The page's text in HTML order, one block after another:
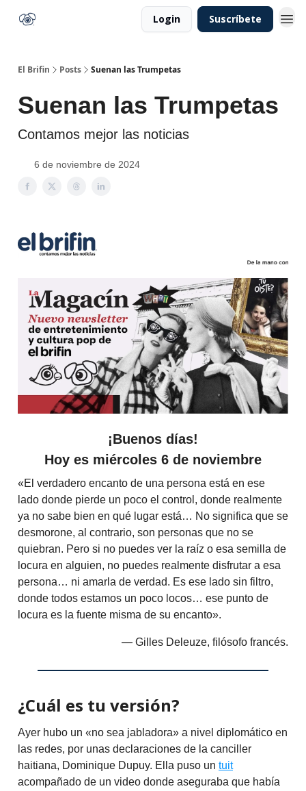
Login Suscríbete
El Brifin Posts Suenan las Trumpetas
Suenan las Trumpetas
Contamos mejor las noticias
6 de noviembre de 2024
¡Buenos días!
Hoy es miércoles 6 de noviembre
«El verdadero encanto de una persona está en ese
lado donde pierde un poco el control, donde realmente
ya no sabe bien en qué lugar está… No significa que se
desmorone, al contrario, son personas que no se
quiebran. Pero si no puedes ver la raíz o esa semilla de
locura en alguien, no puedes realmente disfrutar a esa
persona… ni amarla de verdad. Es ese lado sin filtro,
donde todos estamos un poco locos… ese punto de
locura es la fuente misma de su encanto».
— Gilles Deleuze, filósofo francés.
¿Cuál es tu versión?
Ayer hubo un «no sea jabladora» a nivel diplomático en
las redes, por unas declaraciones de la canciller
haitiana, Dominique Dupuy. Ella puso un tuit
acompañado de un video donde aseguraba que había